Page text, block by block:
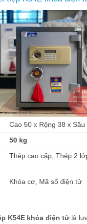
Cao 50 x Rộng 38 x Sâu
50 kg
Thép cao cấp, Thép 2
Khóa cơ, Mã số điện tử
K54E khóa điện tửlà